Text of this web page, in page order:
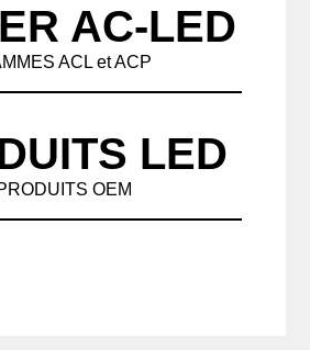
AC-LED
ACL et ACP
LED
OEM